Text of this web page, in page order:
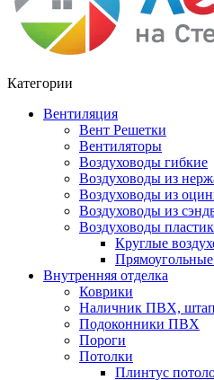
Категории
Вентиляция
Вент Решетки
Вентиляторы
Воздуховоды гибкие
Воздуховоды из
Воздуховоды из
Воздуховоды из
Воздуховоды пластик
Круглые
Внутренняя отделка
Коврики
Наличник ПВХ,
Подоконники ПВХ
Пороги
Потолки
Плинтус